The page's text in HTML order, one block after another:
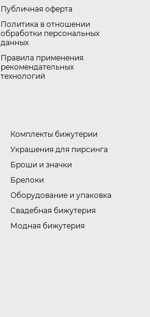
Публичная оферта
​Политика в отношении
обработки персональных
данных
Правила применения
рекомендательных
технологий
Комплекты бижутерии
Украшения для пирсинга
Броши и значки
Брелоки
Оборудование и упаковка
Свадебная бижутерия
Модная бижутерия